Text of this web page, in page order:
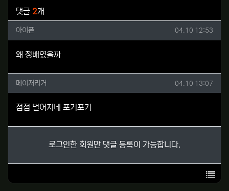
댓글 2개
아이폰님의 댓글
아이폰 작성일
04.10 12:53
왜 정배였을까
메이저리거님의 댓글
메이저리거 작성일
04.10 13:07
점점 벌어지네 포기포기
로그인한 회원만 댓글 등록이 가능합니다.
목록